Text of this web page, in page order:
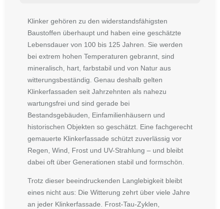
Klinker gehören zu den widerstandsfähigsten
Baustoffen überhaupt und haben eine geschätzte
Lebensdauer von 100 bis 125 Jahren. Sie werden
bei extrem hohen Temperaturen gebrannt, sind
mineralisch, hart, farbstabil und von Natur aus
witterungsbeständig. Genau deshalb gelten
Klinkerfassaden seit Jahrzehnten als nahezu
wartungsfrei und sind gerade bei
Bestandsgebäuden, Einfamilienhäusern und
historischen Objekten so geschätzt. Eine fachgerecht
gemauerte Klinkerfassade schützt zuverlässig vor
Regen, Wind, Frost und UV-Strahlung – und bleibt
dabei oft über Generationen stabil und formschön.
Trotz dieser beeindruckenden Langlebigkeit bleibt
eines nicht aus: Die Witterung zehrt über viele Jahre
an jeder Klinkerfassade. Frost-Tau-Zyklen,